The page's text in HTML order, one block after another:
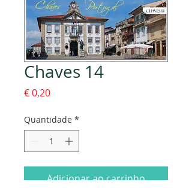
Chaves 14
€ 0,20Preço
Quantidade *
Adicionar ao carrinho